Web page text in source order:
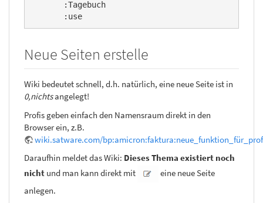
       :use
Neue Seiten erstelle
Wiki bedeutet schnell, d.h. natürlich, eine neue Seite ist in
0,nichtsangelegt!
Profis geben einfach den Namensraum direkt in den
Browser ein, z.B.
wiki.satware.com/
Daraufhin meldet das Wiki: Dieses Thema existiert noch
nicht und man kann direkt mit
eine neue Seite
anlegen.